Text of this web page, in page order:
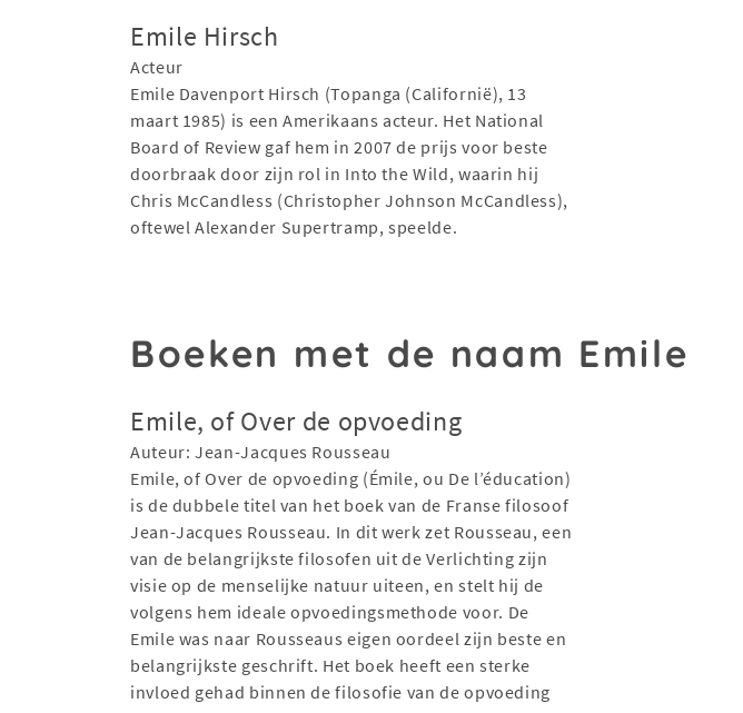
Emile Hirsch
Acteur
Emile Davenport Hirsch (Topanga (Californië), 13
maart 1985) is een Amerikaans acteur. Het National
Board of Review gaf hem in 2007 de prijs voor beste
doorbraak door zijn rol in Into the Wild, waarin hij
Chris McCandless (Christopher Johnson McCandless),
oftewel Alexander Supertramp, speelde.
Boeken met de naam Emile
Emile, of Over de opvoeding
Auteur: Jean-Jacques Rousseau
Emile, of Over de opvoeding (Émile, ou De l’éducation)
is de dubbele titel van het boek van de Franse filosoof
Jean-Jacques Rousseau. In dit werk zet Rousseau, een
van de belangrijkste filosofen uit de Verlichting zijn
visie op de menselijke natuur uiteen, en stelt hij de
volgens hem ideale opvoedingsmethode voor. De
Emile was naar Rousseaus eigen oordeel zijn beste en
belangrijkste geschrift. Het boek heeft een sterke
invloed gehad binnen de filosofie van de opvoeding